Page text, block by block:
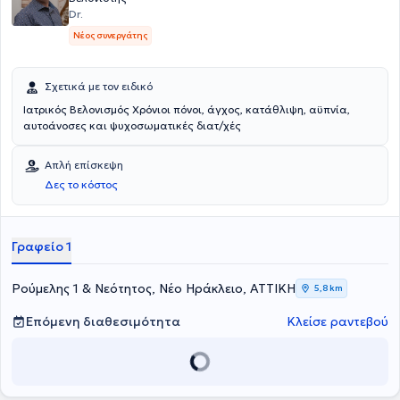
Dr.
Νέος συνεργάτης
Σχετικά με τον ειδικό
Ιατρικός Βελονισμός Χρόνιοι πόνοι, άγχος, κατάθλιψη, αϋπνία,
αυτοάνοσες και ψυχοσωματικές διατ/χές
Απλή επίσκεψη
Δες το κόστος
Γραφείο 1
Ρούμελης 1 & Νεότητος, Νέο Ηράκλειο, ΑΤΤΙΚΗ 5,8 km
Επόμενη διαθεσιμότητα Κλείσε ραντεβού